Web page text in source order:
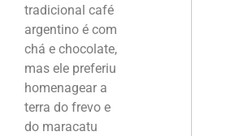
tradicional café
argentino é com
chá e chocolate,
mas ele preferiu
homenagear a
terra do frevo e
do maracatu